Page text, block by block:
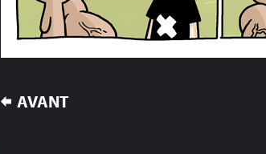
NAVIGATION
AVANT